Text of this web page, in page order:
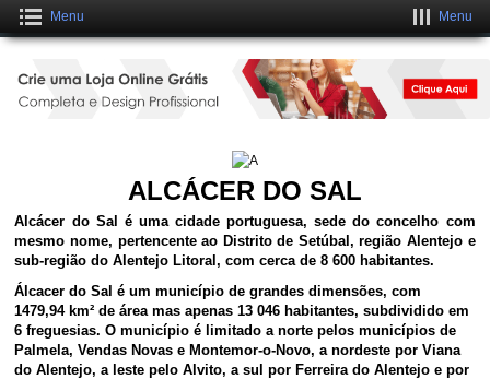
Menu Menu
ALCÁCER DO SAL
Alcácer do Sal é uma cidade portuguesa, sede do concelho com
mesmo nome, pertencente ao Distrito de Setúbal, região Alentejo e
sub-região do Alentejo Litoral, com cerca de 8 600 habitantes.
Álcacer do Sal é um município de grandes dimensões, com
1479,94 km² de área mas apenas 13 046 habitantes, subdividido em
6 freguesias. O município é limitado a norte pelos municípios de
Palmela, Vendas Novas e Montemor-o-Novo, a nordeste por Viana
do Alentejo, a leste pelo Alvito, a sul por Ferreira do Alentejo e por
Crie uma Loja Online Grátis